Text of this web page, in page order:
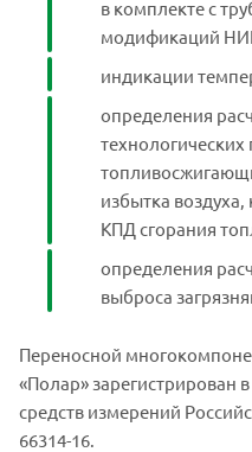
в комплекте с
модификаций
индикации
определения
избытка
КПД сгорания
определения
выброса
Переносной
«Полар» зарегистрирован
средств измерений
66314-16.